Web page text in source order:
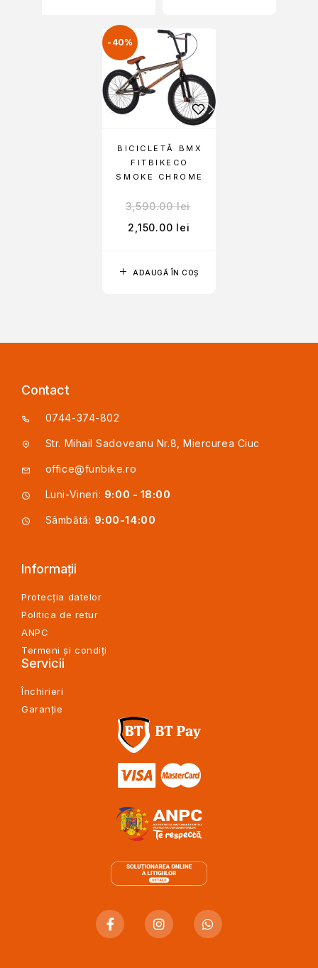
-40%
ADAUGĂ ÎN COȘ
BICICLETĂ BMX
FITBIKECO
SMOKE CHROME
3,590.00lei
2,150.00 lei
Contact
0744-374-802
Str. Mihail Sadoveanu Nr.8, Miercurea Ciuc
office@funbike.ro
Luni-Vineri: 9:00 - 18:00
Sâmbătă: 9:00-14:00
Informații
Protecția datelor
Politica de retur
ANPC
Termeni și condiți
Servicii
Închirieri
Garanție